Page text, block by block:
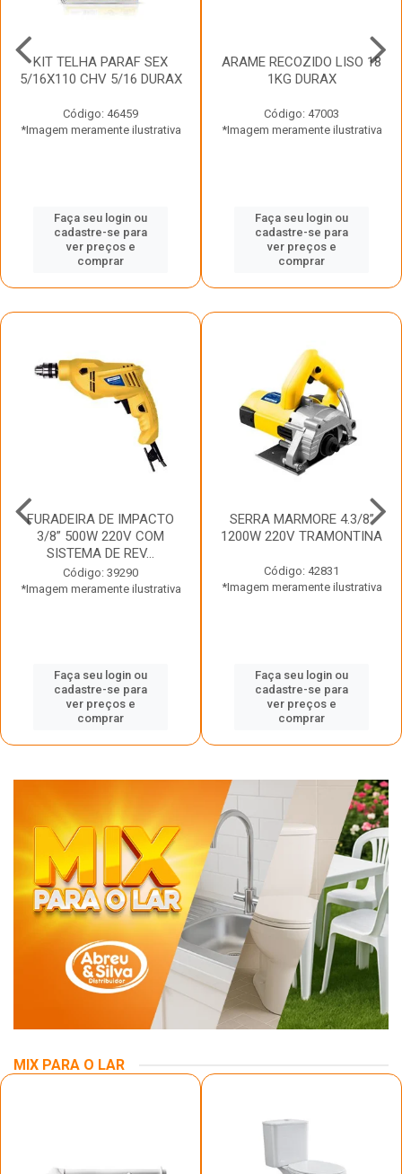
KIT TELHA PARAF SEX
5/16X110 CHV 5/16 DURAX
Código: 46459
*Imagem meramente ilustrativa
Faça seu login ou
cadastre-se para
ver preços e
comprar
ARAME RECOZIDO LISO 18
1KG DURAX
Código: 47003
*Imagem meramente ilustrativa
Faça seu login ou
cadastre-se para
ver preços e
comprar
FURADEIRA DE IMPACTO
3/8” 500W 220V COM
SISTEMA DE REV...
Código: 39290
*Imagem meramente ilustrativa
Faça seu login ou
cadastre-se para
ver preços e
comprar
SERRA MARMORE 4.3/8”
1200W 220V TRAMONTINA
Código: 42831
*Imagem meramente ilustrativa
Faça seu login ou
cadastre-se para
ver preços e
comprar
MIX PARA O LAR